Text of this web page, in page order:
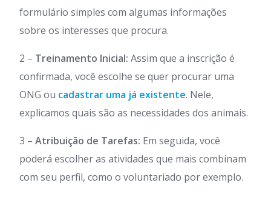
formulário simples com algumas informações
sobre os interesses que procura.
2 – Treinamento Inicial: Assim que a inscrição é
confirmada, você escolhe se quer procurar uma
ONG ou cadastrar uma já existente. Nele,
explicamos quais são as necessidades dos animais.
3 – Atribuição de Tarefas: Em seguida, você
poderá escolher as atividades que mais combinam
com seu perfil, como o voluntariado por exemplo.